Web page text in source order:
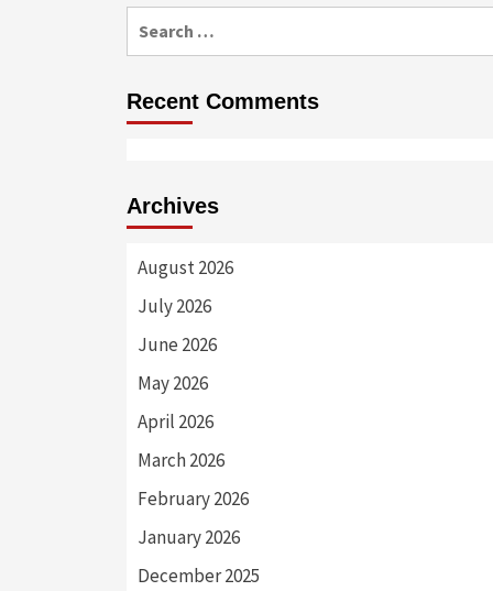
for:
Recent Comments
Archives
August 2026
July 2026
June 2026
May 2026
April 2026
March 2026
February 2026
January 2026
December 2025